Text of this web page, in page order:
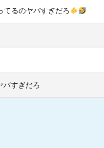
てるのヤバすぎだろ
バすぎだろ